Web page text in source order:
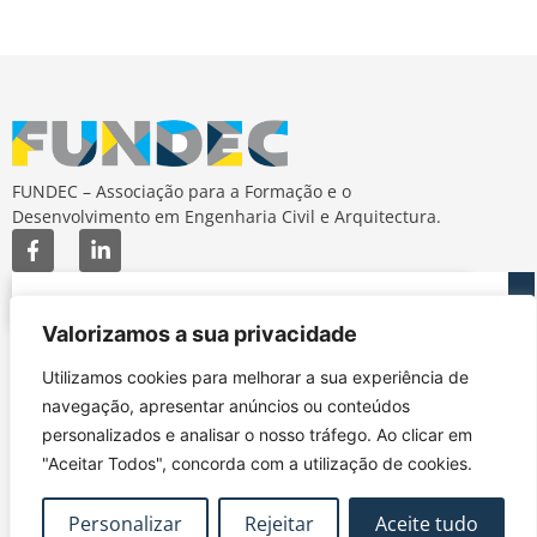
Valorizamos a sua privacidade
Utilizamos cookies para melhorar a sua experiência de
navegação, apresentar anúncios ou conteúdos
personalizados e analisar o nosso tráfego. Ao clicar em
"Aceitar Todos", concorda com a utilização de cookies.
Personalizar Rejeitar Aceite tudo
FUNDEC – Associação para a Formação e o
Desenvolvimento em Engenharia Civil e Arquitectura.
MAPA DO SITE
Subscrever Newsletter
Contactos
Google Maps
CONTACTOS
fundec@tecnico.ulisboa.pt
FUNDEC - IST - DECivil
Av. Rovisco Pais, 1049-
001 Lisboa